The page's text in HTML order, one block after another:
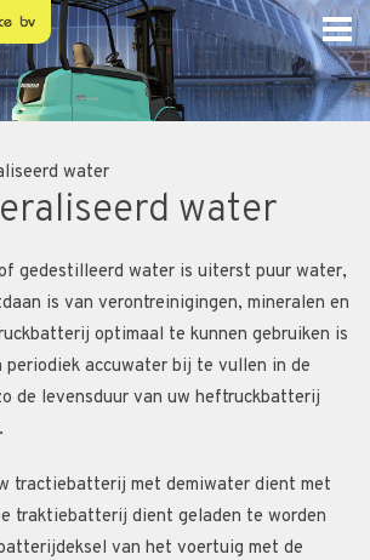
water
water
gedestilleerd water is uiterst puur water,
is van verontreinigingen, mineralen en
optimaal te kunnen gebruiken is
periodiek accuwater bij te vullen in de
de levensduur van uw heftruckbatterij
tractiebatterij met demiwater dient met
traktiebatterij dient geladen te worden
van het voertuig met de